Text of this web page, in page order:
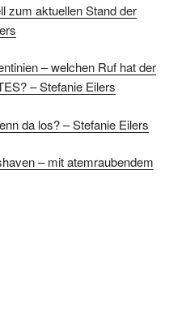
zum aktuellen Stand der
– welchen Ruf hat der
– Stefanie Eilers
da los? – Stefanie Eilers
– mit atemraubendem